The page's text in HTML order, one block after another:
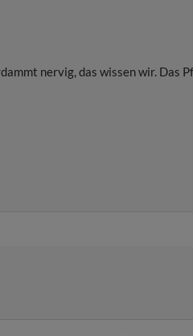
nervig, das wissen wir.